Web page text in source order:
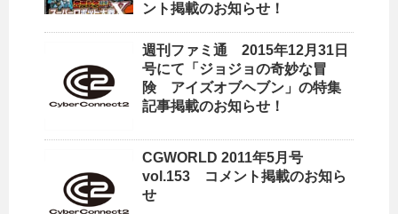
ント掲載のお知らせ！
週刊ファミ通 2015年12月31日
号にて「ジョジョの奇妙な冒
険 アイズオブヘブン」の特集
記事掲載のお知らせ！
CGWORLD 2011年5月号
vol.153 コメント掲載のお知ら
せ